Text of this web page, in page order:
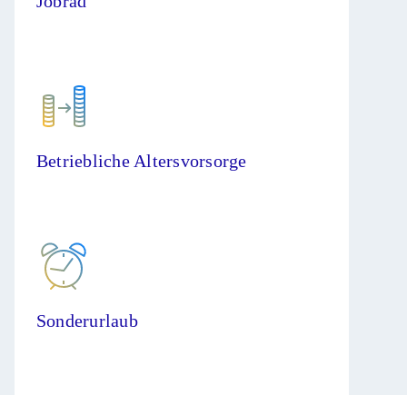
Betriebliche Altersvorsorge
Sonderurlaub